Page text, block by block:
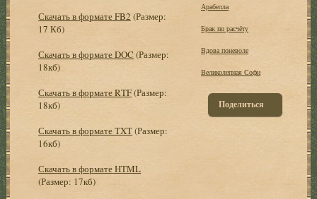
Скачать в формате FB2 (Размер:
17 Кб)
Скачать в формате DOC (Размер:
18кб)
Скачать в формате RTF(Размер:
18кб)
Скачать в формате TXT(Размер:
16кб)
Скачать в формате HTML
(Размер: 17кб)
Арабелла
Брак по расчёту
Вдова поневоле
Великолепная Софи
Поделиться